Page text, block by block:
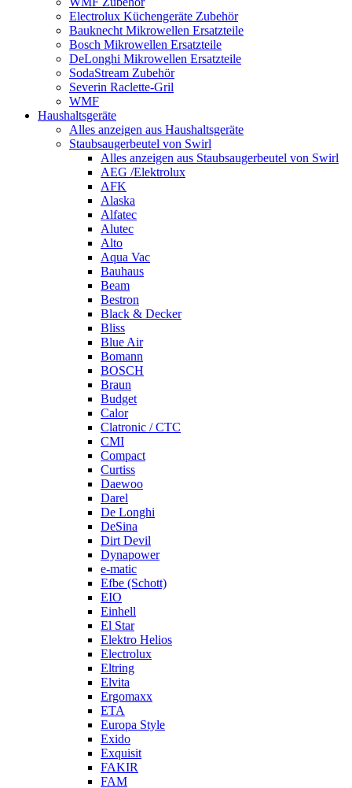
Electrolux Küchengeräte Zubehör
Bauknecht Mikrowellen Ersatzteile
Bosch Mikrowellen Ersatzteile
DeLonghi Mikrowellen Ersatzteile
SodaStream Zubehör
Severin Raclette-Gril
WMF
Haushaltsgeräte
Alles anzeigen aus Haushaltsgeräte
Staubsaugerbeutel von Swirl
Alles anzeigen aus Staubsaugerbeutel von Swirl
AEG /Elektrolux
AFK
Alaska
Alfatec
Alutec
Alto
Aqua Vac
Bauhaus
Beam
Bestron
Black & Decker
Bliss
Blue Air
Bomann
BOSCH
Braun
Budget
Calor
Clatronic / CTC
CMI
Compact
Curtiss
Daewoo
Darel
De Longhi
DeSina
Dirt Devil
Dynapower
e-matic
Efbe (Schott)
EIO
Einhell
El Star
Elektro Helios
Electrolux
Eltring
Elvita
Ergomaxx
ETA
Europa Style
Exido
Exquisit
FAKIR
FAM